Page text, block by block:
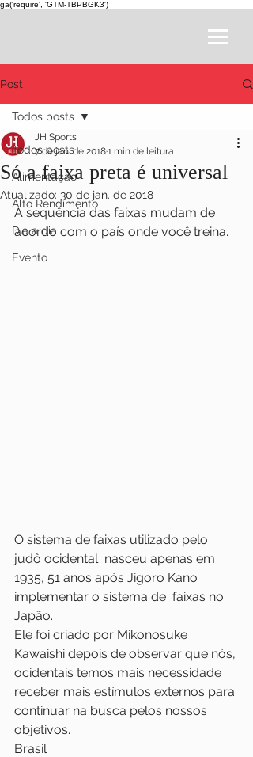
ga('require', 'GTM-TBPBGK3')
Post
Todos posts
Alimentação
Alto Rendimento
Dia a dia
Evento
Todos posts
Só a faixa preta é universal
JH Sports
7 de jan. de 20181 min de leitura
Atualizado: 30 de jan. de 2018
A sequência das faixas mudam de
acordo com o país onde você treina.
O sistema de faixas utilizado pelo
judô ocidental  nasceu apenas em
1935, 51 anos após Jigoro Kano
implementar o sistema de  faixas no
Japão.
Ele foi criado por Mikonosuke
Kawaishi depois de observar que nós,
ocidentais temos mais necessidade
receber mais estímulos externos para
continuar na busca pelos nossos
objetivos.
Brasil